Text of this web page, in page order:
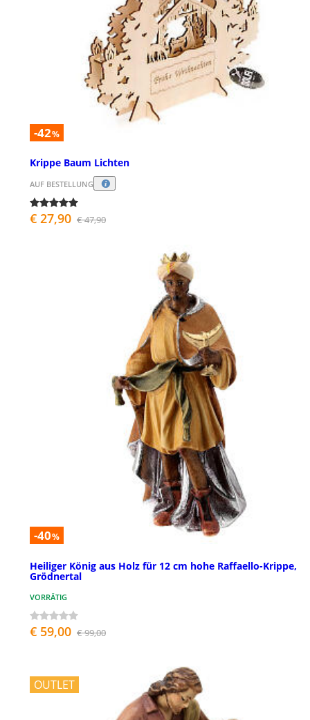
-42%
Krippe Baum Lichten
AUF BESTELLUNG
€ 27,90 € 47,90
-40%
Heiliger König aus Holz für 12 cm hohe Raffaello-Krippe,
Grödnertal
VORRÄTIG
€ 59,00 € 99,00
OUTLET